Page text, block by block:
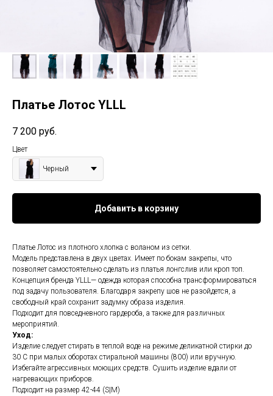
Платье Лотос YLLL
7 200 руб.
Цвет
Черный
Добавить в корзину
Платье Лотос из плотного хлопка с воланом из сетки.
Модель представлена в двух цветах. Имеет по бокам закрепы, что
позволяет самостоятельно сделать из платья лонгслив или кроп топ.
Концепция бренда YLLL— одежда которая способна трансформироваться
под задачу пользователя. Благодаря закрепу шов не разойдется, а
свободный край сохранит задумку образа изделия.
Подходит для повседневного гардероба, а также для различных
мероприятий.
Уход:
Изделие следует стирать в теплой воде на режиме деликатной стирки до
30 С при малых оборотах стиральной машины (800) или вручную.
Избегайте агрессивных моющих средств. Сушить изделие вдали от
нагревающих приборов.
Подходит на размер 42-44 (S|M)